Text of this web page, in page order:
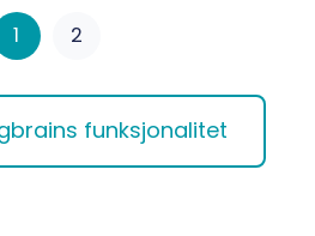
1 2
funksjonalitet